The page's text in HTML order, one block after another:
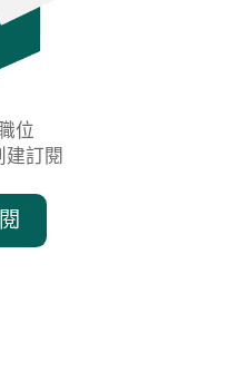
位
建訂閱